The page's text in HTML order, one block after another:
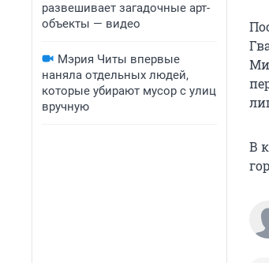
развешивает загадочные арт-
объекты — видео
Мэрия Читы впервые
наняла отдельных людей,
которые убирают мусор с улиц
вручную
В